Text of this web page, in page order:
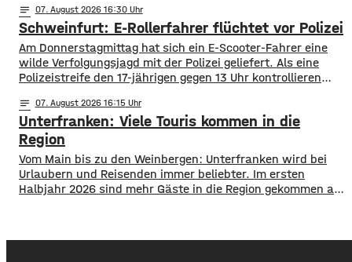
wurde das Kreisstraßennetz ausgebaut, aber auch ein
flächendeckendes Radwegenetz mit einer Länge von über
1.000 Kilometern geschaffen. Außerdem führte der
notes 07. August 2026 16:30
Schweinfurt: E-Rollerfahrer flüchtet vor Polizei
Am Donnerstagmittag hat sich ein E-Scooter-Fahrer eine
wilde Verfolgungsjagd mit der Polizei geliefert. Als eine
Polizeistreife den 17-jährigen gegen 13 Uhr kontrollieren
Geschwindigkeit fuhr er in Richtung B286. Als in die Polizei
stoppen wollte rammte er den Streifenwagen, stürzte und
setzte anschließend seine Flucht fort, wobei er einen
notes 07. August 2026 16:15
Unterfranken: Viele Touris kommen in die
Region
Vom Main bis zu den Weinbergen: Unterfranken wird bei
Urlaubern und Reisenden immer beliebter. Im ersten
Halbjahr 2026 sind mehr Gäste in die Region gekommen als